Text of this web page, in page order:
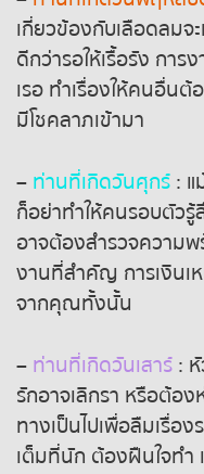
เกี่ยวข้องกับเลือดลมจ
ดีกว่ารอให้เรื้อรัง การ
เรอ ทำเรื่องให้คนอื่น
มีโชคลาภเข้ามา
– ท่านที่เกิดวันศุกร์ : แ
ก็อย่าทำให้คนรอบตัว
อาจต้องสำรวจความพ
งานที่สำคัญ การเงินเ
จากคุณทั้งนั้น
– ท่านที่เกิดวันเสาร์ :
รักอาจเลิกรา หรือต้อง
ทางเป็นไปเพื่อลืมเรื่อง
เต็มที่นัก ต้องฝืนใจทำ